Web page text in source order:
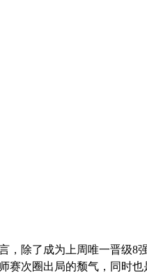
，除了成为上周唯一晋级8
赛次圈出局的颓气，同时也